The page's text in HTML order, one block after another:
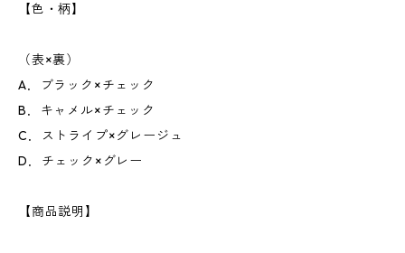
【色・柄】
（表×裏）
A．ブラック×チェック
B．キャメル×チェック
C．ストライプ×グレージュ
D．チェック×グレー
【商品説明】